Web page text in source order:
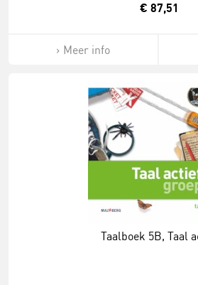
€ 87,51
Meer info
Taalboek 5B, Taal